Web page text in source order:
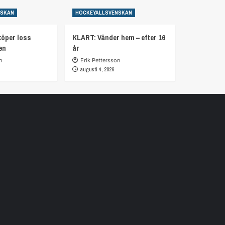
loss
HOCKEYALLSVENSKAN
KLART: Vänder hem – efter 16
år
Erik Pettersson
augusti 4, 2026